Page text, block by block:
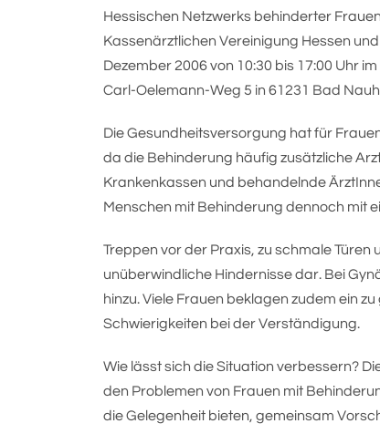
Hessischen Netzwerks behinderter
Kassenärztlichen Vereinigung Hessen
Dezember 2006 von 10:30 bis 17:00 Uhr
Carl-Oelemann-Weg 5 in 61231 Bad
Die Gesundheitsversorgung hat für
da die Behinderung häufig zusätzliche
Krankenkassen und behandelnde
Menschen mit Behinderung dennoch mit
Treppen vor der Praxis, zu schmale Türen
unüberwindliche Hindernisse dar. Bei
hinzu. Viele Frauen beklagen zudem ein
Schwierigkeiten bei der Verständigung.
Wie lässt sich die Situation verbessern?
den Problemen von Frauen mit
die Gelegenheit bieten, gemeinsam